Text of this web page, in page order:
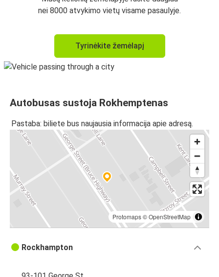
nei 8000 atvykimo vietų visame pasaulyje.
Tyrinėkite žemėlapį
Autobusas sustoja Rokhemptenas
Pastaba: biliete bus naujausia informacija apie adresą.
Protomaps©OpenStreetMap
Rockhampton